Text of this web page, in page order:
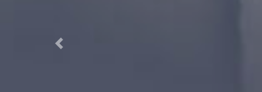
Previous